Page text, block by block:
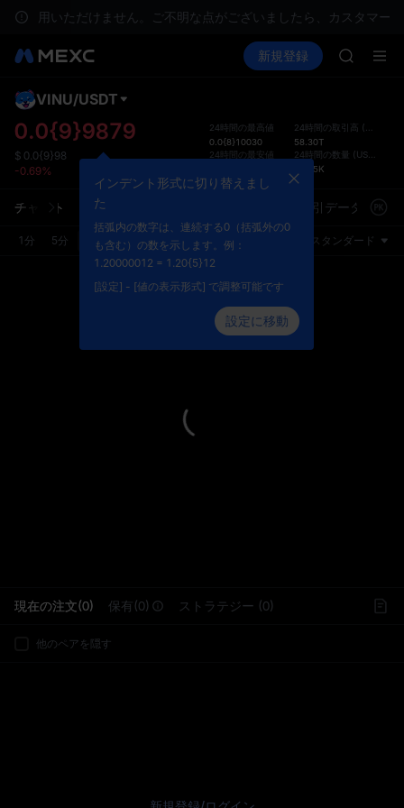
利用いただけません。ご不明な点がございましたら、カスタマー
現物 先物取引 SPCX
新規登録
ロック
AAOI
AAOI
ロック
環境
スタ
VINU/USDT
0.0{9}9879
$ 0.0{9}98
-0.69%
24時間の最高値
0.0{8}10030
24時間の最安値
24時間の取引高 (
58.30T
24時間の数量 (USDT
57.55K
チャート 注文板 取引データ 市
1分 5分 15分 30分 1時 4時 1日 スタンダード
現在の注文(0) 保有(0) ストラテジー (0)
他のペアを隠す
インデント形式に切り替えまし
た
括弧内の数字は、連続する0（括弧外の0
も含む）の数を示します。例：
1.20000012 = 1.20{5}12
[設定] - [値の表示形式] で調整可能です
設定に移動